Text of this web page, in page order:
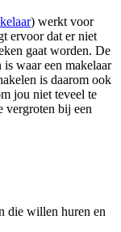
) werkt voor
ervoor dat er niet
gaat worden. De
waar een makelaar
is daarom ook
jou niet teveel te
vergroten bij een
die willen huren en